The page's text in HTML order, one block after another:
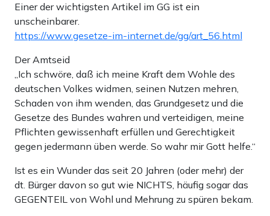
Einer der wichtigsten Artikel im GG ist ein
unscheinbarer.
https://www.gesetze-im-internet.de/gg/art_56.html
Der Amtseid
„Ich schwöre, daß ich meine Kraft dem Wohle des
deutschen Volkes widmen, seinen Nutzen mehren,
Schaden von ihm wenden, das Grundgesetz und die
Gesetze des Bundes wahren und verteidigen, meine
Pflichten gewissenhaft erfüllen und Gerechtigkeit
gegen jedermann üben werde. So wahr mir Gott helfe.“
Ist es ein Wunder das seit 20 Jahren (oder mehr) der
dt. Bürger davon so gut wie NICHTS, häufig sogar das
GEGENTEIL von Wohl und Mehrung zu spüren bekam.